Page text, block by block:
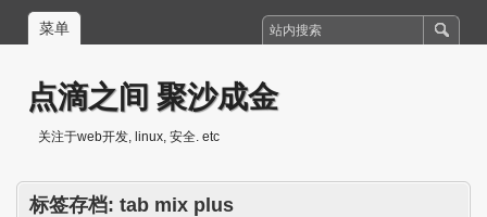
菜单
点滴之间 聚沙成金
关注于web开发, linux, 安全. etc
标签存档: tab mix plus